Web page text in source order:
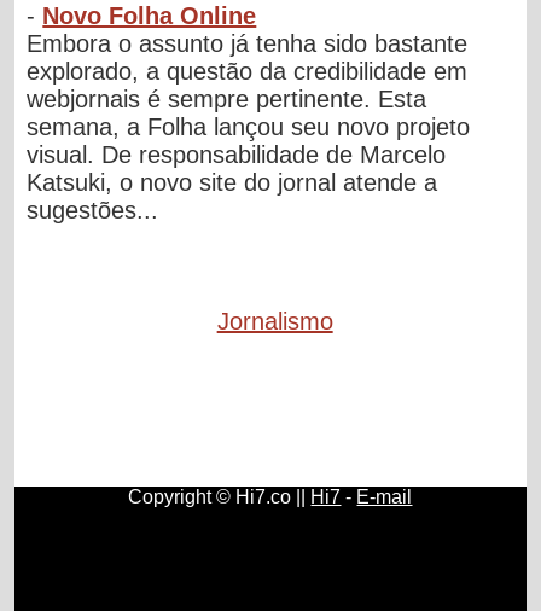
- Novo Folha Online
Embora o assunto já tenha sido bastante
explorado, a questão da credibilidade em
webjornais é sempre pertinente. Esta
semana, a Folha lançou seu novo projeto
visual. De responsabilidade de Marcelo
Katsuki, o novo site do jornal atende a
sugestões...
Jornalismo
Copyright © Hi7.co || Hi7 - E-mail